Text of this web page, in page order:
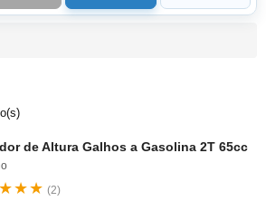
de Altura Galhos a Gasolina 2T 65cc
(2)